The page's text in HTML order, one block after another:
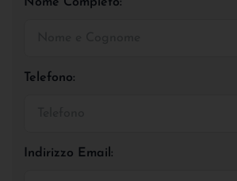
Telefono:
Indirizzo Email: